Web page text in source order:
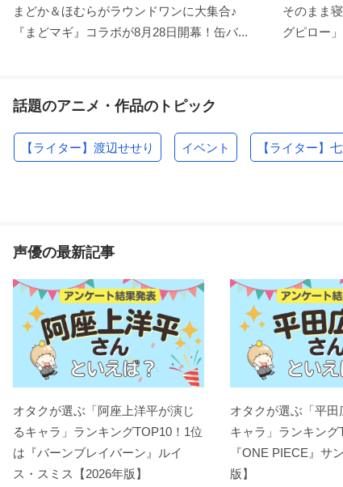
まどか＆ほむらがラウンドワンに大集合♪
『まどマギ』コラボが8月28日開幕！缶バ...
そのまま
グピロー
話題のアニメ・作品のトピック
【ライター】渡辺せせり イベント 【ライター】
声優の最新記事
オタクが選ぶ「阿座上洋平が演じ
るキャラ」ランキングTOP10！1位
は『バーンブレイバーン』ルイ
ス・スミス【2026年版】
オタクが選ぶ「平田
キャラ」ランキング
『ONE PIECE』サ
版】